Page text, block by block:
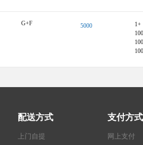
品规格
G+F 5000
1+
配送方式
上门自提
支付方式
网上支付